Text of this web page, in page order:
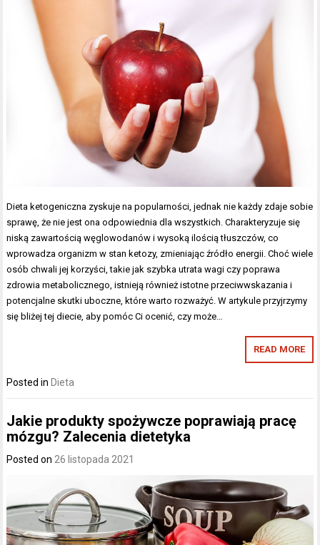
Dieta ketogeniczna zyskuje na popularności, jednak nie każdy zdaje sobie
sprawę, że nie jest ona odpowiednia dla wszystkich. Charakteryzuje się
niską zawartością węglowodanów i wysoką ilością tłuszczów, co
wprowadza organizm w stan ketozy, zmieniając źródło energii. Choć wiele
osób chwali jej korzyści, takie jak szybka utrata wagi czy poprawa
zdrowia metabolicznego, istnieją również istotne przeciwwskazania i
potencjalne skutki uboczne, które warto rozważyć. W artykule przyjrzymy
się bliżej tej diecie, aby pomóc Ci ocenić, czy może…
READ MORE
Posted in Dieta
Jakie produkty spożywcze poprawiają pracę
mózgu? Zalecenia dietetyka
Posted on 26 listopada 2021